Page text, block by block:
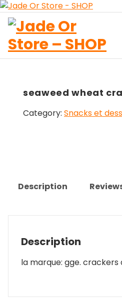
Aller
au
contenu
seaweed wheat
Category: Snacks et
Description
Description
la marque: gge. crackers